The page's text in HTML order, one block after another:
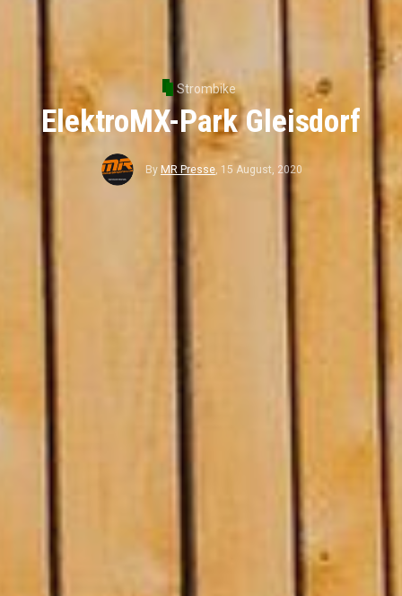
Strombike
ElektroMX-Park Gleisdorf
By MR Presse, 15 August, 2020